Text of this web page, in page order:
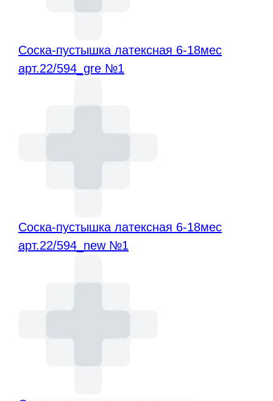
Соска-пустышка латексная 6-18мес
арт.22/594_gre №1
Соска-пустышка латексная 6-18мес
арт.22/594_new №1